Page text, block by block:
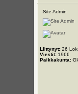
Site Admin
Liittynyt:26
Viestit:1966
Paikkakunta: